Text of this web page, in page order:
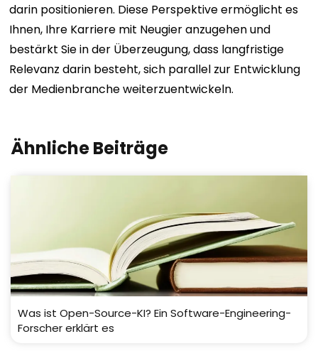
darin positionieren. Diese Perspektive ermöglicht es
Ihnen, Ihre Karriere mit Neugier anzugehen und
bestärkt Sie in der Überzeugung, dass langfristige
Relevanz darin besteht, sich parallel zur Entwicklung
der Medienbranche weiterzuentwickeln.
Ähnliche Beiträge
Was ist Open-Source-KI? Ein Software-Engineering-
Forscher erklärt es